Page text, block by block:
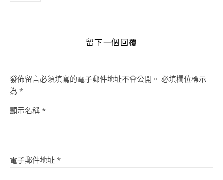
留下一個回覆
發佈留言必須填寫的電子郵件地址不會公開。 必填欄位標示
為 *
顯示名稱 *
電子郵件地址 *